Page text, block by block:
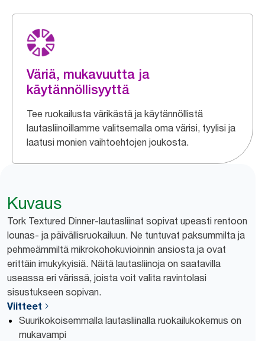
Väriä, mukavuutta ja
käytännöllisyyttä
Tee ruokailusta värikästä ja käytännöllistä
lautasliinoillamme valitsemalla oma värisi, tyylisi ja
laatusi monien vaihtoehtojen joukosta.
Kuvaus
Tork Textured Dinner-lautasliinat sopivat upeasti rentoon
lounas- ja päivällisruokailuun. Ne tuntuvat paksummilta ja
pehmeämmiltä mikrokohokuvioinnin ansiosta ja ovat
erittäin imukykyisiä. Näitä lautasliinoja on saatavilla
useassa eri värissä, joista voit valita ravintolasi
sisustukseen sopivan.
Viitteet
Suurikokoisemmalla lautasliinalla ruokailukokemus on
mukavampi